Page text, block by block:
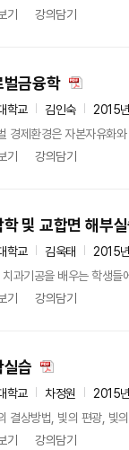
기
강의담기
벌금융학
학교 김인숙
2015
경제환경은 자본자유화
기
강의담기
학 및 교합면 해부
학교 김욱태
2015
치과기공을 배우는 학생
기
강의담기
실습
학교 차정원
2015
결상방법, 빛의 편광, 빛
기
강의담기